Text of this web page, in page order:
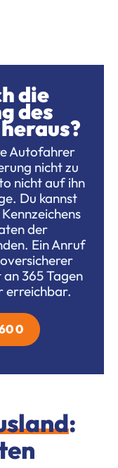
die
des
Autofahrer
nicht zu
nicht auf ihn
Du kannst
der
Ein Anruf
365 Tagen
erreichbar.
0
: